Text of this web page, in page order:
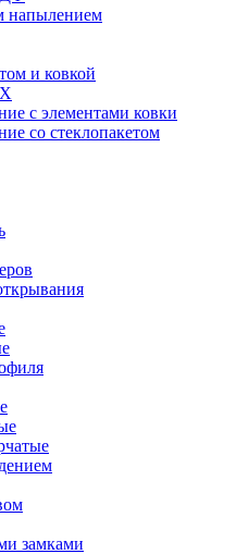
напылением
и ковкой
с элементами ковки
со стеклопакетом
замками